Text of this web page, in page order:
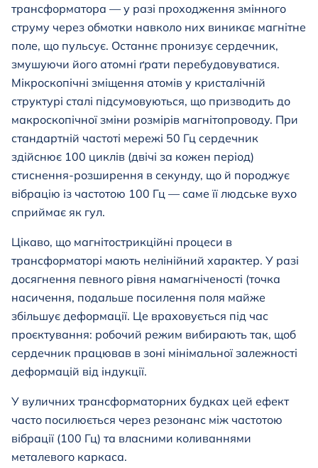
трансформатора — у разі проходження змінного
струму через обмотки навколо них виникає магнітне
поле, що пульсує. Останнє пронизує сердечник,
змушуючи його атомні ґрати перебудовуватися.
Мікроскопічні зміщення атомів у кристалічній
структурі сталі підсумовуються, що призводить до
макроскопічної зміни розмірів магнітопроводу. При
стандартній частоті мережі 50 Гц сердечник
здійснює 100 циклів (двічі за кожен період)
стиснення-розширення в секунду, що й породжує
вібрацію із частотою 100 Гц — саме її людське вухо
сприймає як гул.
Цікаво, що магнітострикційні процеси в
трансформаторі мають нелінійний характер. У разі
досягнення певного рівня намагніченості (точка
насичення, подальше посилення поля майже
збільшує деформації. Це враховується під час
проєктування: робочий режим вибирають так, щоб
сердечник працював в зоні мінімальної залежності
деформацій від індукції.
У вуличних трансформаторних будках цей ефект
часто посилюється через резонанс між частотою
вібрації (100 Гц) та власними коливаннями
металевого каркаса.